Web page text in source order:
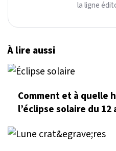
la ligne
À lire aussi
Comment et à quelle
l’éclipse solaire du 12